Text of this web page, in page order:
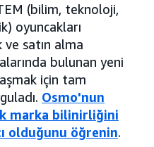
(bilim, teknoloji,
oyuncakları
ve satın alma
bulunan yeni
için tam
Osmo'nun
marka bilinirliğini
olduğunu öğrenin.